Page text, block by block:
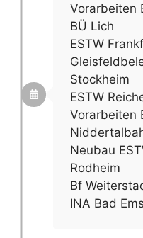
Vorarbeiten
BÜ Lich
ESTW
Stockheim
ESTW
Vorarbeiten
Neubau
Rodheim
Bf
INA Bad Ems